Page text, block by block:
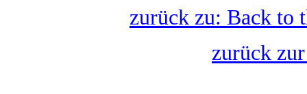
zurück zu: Back to
zurück